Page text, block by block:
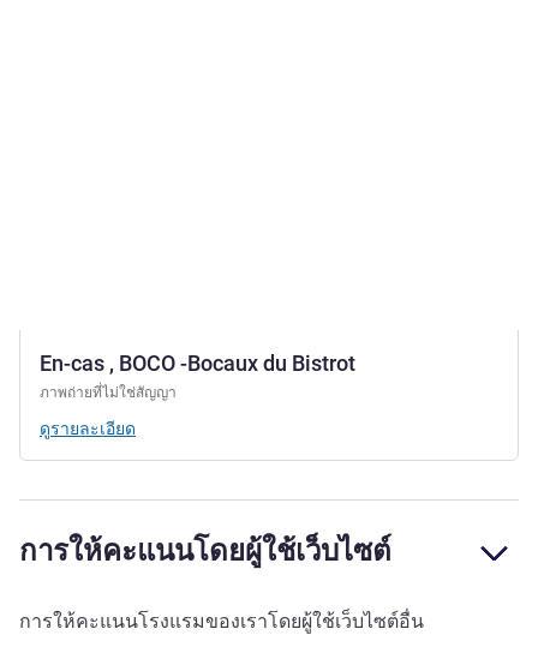
En-cas , BOCO -Bocaux du Bistrot
ภาพถ่ายที่ไม่ใช่สัญญา
ดูรายละเอียด
การให้คะแนนโดยผู้ใช้เว็บไซต์
การให้คะแนนโรงแรมของเราโดยผู้ใช้เว็บไซต์อื่น